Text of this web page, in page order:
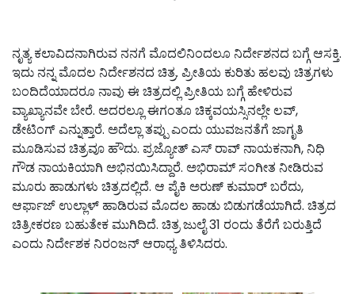
ನೃತ್ಯ ಕಲಾವಿದನಾಗಿರುವ ನನಗೆ ಮೊದಲಿನಿಂದಲೂ ನಿರ್ದೇಶನದ ಬಗ್ಗೆ ಆಸಕ್ತಿ.
ಇದು ನನ್ನ ಮೊದಲ ನಿರ್ದೇಶನದ ಚಿತ್ರ. ಪ್ರೀತಿಯ ಕುರಿತು ಹಲವು ಚಿತ್ರಗಳು
ಬಂದಿದೆಯಾದರೂ ನಾವು ಈ ಚಿತ್ರದಲ್ಲಿ ಪ್ರೀತಿಯ ಬಗ್ಗೆ ಹೇಳಿರುವ
ವ್ಯಾಖ್ಯಾನವೇ ಬೇರೆ. ಅದರಲ್ಲೂ ಈಗಂತೂ ಚಿಕ್ಕವಯಸ್ಸಿನಲ್ಲೇ ಲವ್,
ಡೇಟಿಂಗ್‌ ಎನ್ನುತ್ತಾರೆ. ಅದೆಲ್ಲಾ ತಪ್ಪು ಎಂದು ಯುವಜನತೆಗೆ ಜಾಗೃತಿ
ಮೂಡಿಸುವ ಚಿತ್ರವೂ ಹೌದು. ಪ್ರಜ್ಯೋತ್ ಎಸ್ ರಾವ್ ನಾಯಕನಾಗಿ, ನಿಧಿ
ಗೌಡ ನಾಯಕಿಯಾಗಿ ಅಭಿನಯಿಸಿದ್ದಾರೆ. ಅಭಿರಾಮ್ ಸಂಗೀತ ನೀಡಿರುವ
ಮೂರು ಹಾಡುಗಳು ಚಿತ್ರದಲ್ಲಿದೆ. ಆ ಪೈಕಿ ಅರುಣ್ ಕುಮಾರ್ ಬರೆದು,
ಆರ್ಫಾಜ್ ಉಲ್ಲಾಳ್ ಹಾಡಿರುವ ಮೊದಲ ಹಾಡು ಬಿಡುಗಡೆಯಾಗಿದೆ. ಚಿತ್ರದ
ಚಿತ್ರೀಕರಣ ಬಹುತೇಕ ಮುಗಿದಿದೆ. ಚಿತ್ರ ಜುಲೈ 31 ರಂದು ತೆರೆಗೆ ಬರುತ್ತಿದೆ
ಎಂದು ನಿರ್ದೇಶಕ ನಿರಂಜನ್ ಆರಾಧ್ಯ ತಿಳಿಸಿದರು.